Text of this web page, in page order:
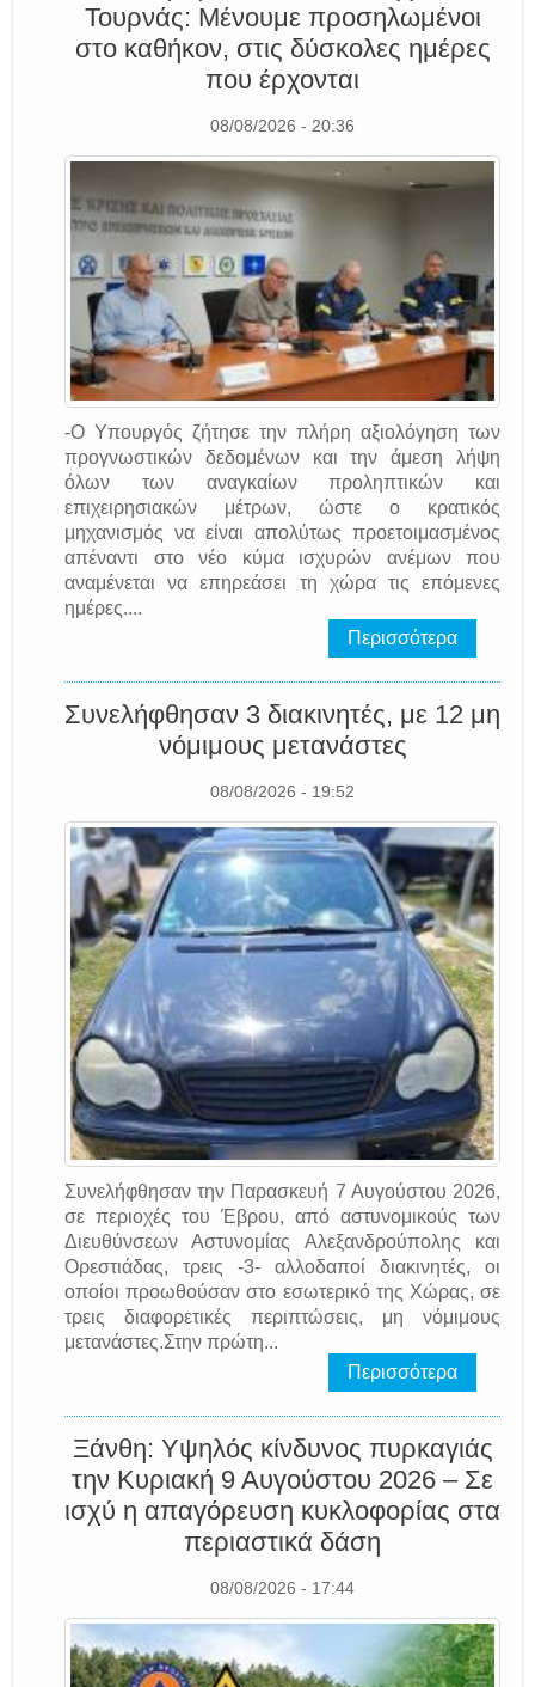
Τουρνάς: Μένουμε προσηλωμένοι
στο καθήκον, στις δύσκολες ημέρες
που έρχονται
08/08/2026 - 20:36
-Ο Υπουργός ζήτησε την πλήρη αξιολόγηση των
προγνωστικών δεδομένων και την άμεση λήψη
όλων των αναγκαίων προληπτικών και
επιχειρησιακών μέτρων, ώστε ο κρατικός
μηχανισμός να είναι απολύτως προετοιμασμένος
απέναντι στο νέο κύμα ισχυρών ανέμων που
αναμένεται να επηρεάσει τη χώρα τις επόμενες
ημέρες....
Περισσότερα
Συνελήφθησαν 3 διακινητές, με 12 μη
νόμιμους μετανάστες
08/08/2026 - 19:52
Συνελήφθησαν την Παρασκευή 7 Αυγούστου 2026,
σε περιοχές του Έβρου, από αστυνομικούς των
Διευθύνσεων Αστυνομίας Αλεξανδρούπολης και
Ορεστιάδας, τρεις -3- αλλοδαποί διακινητές, οι
οποίοι προωθούσαν στο εσωτερικό της Χώρας, σε
τρεις διαφορετικές περιπτώσεις, μη νόμιμους
μετανάστες.Στην πρώτη...
Περισσότερα
Ξάνθη: Υψηλός κίνδυνος πυρκαγιάς
την Κυριακή 9 Αυγούστου 2026 – Σε
ισχύ η απαγόρευση κυκλοφορίας στα
περιαστικά δάση
08/08/2026 - 17:44